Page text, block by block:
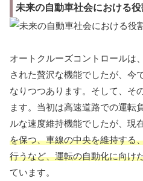
未来の自動車社会における役
オートクルーズコントロールは
された贅沢な機能でしたが、今
なりつつあります。そして、そ
ます。当初は高速道路での運転
ルな速度維持機能でしたが、現
を保つ、車線の中央を維持する
行うなど、運転の自動化に向け
ています。